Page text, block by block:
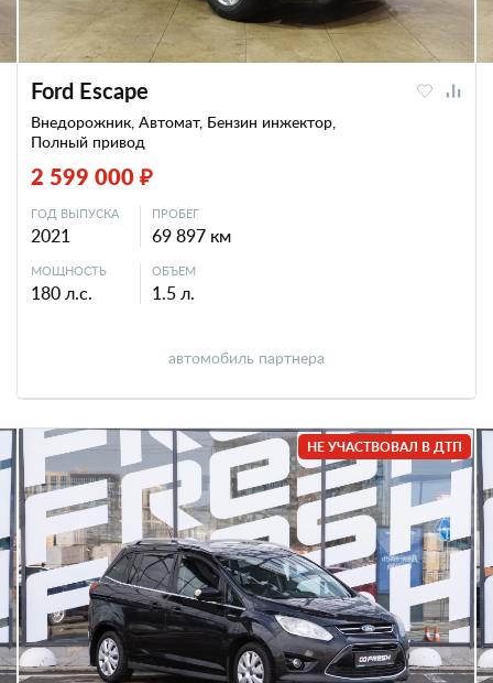
Ford Escape
Внедорожник, Автомат, Бензин инжектор,
Полный привод
2 599 000 ₽
ГОД ВЫПУСКА
2021
ПРОБЕГ
69 897 км
МОЩНОСТЬ
180 л.с.
ОБЪЕМ
1.5 л.
автомобиль партнера
НЕ УЧАСТВОВАЛ В ДТП